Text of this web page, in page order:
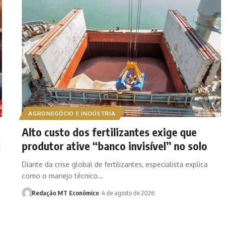
AGRONEGÓCIO E INDÚSTRIA
Alto custo dos fertilizantes exige que
produtor ative “banco invisível” no solo
Diante da crise global de fertilizantes, especialista explica
como o manejo técnico…
Redação MT Econômico 4 de agosto de 2026